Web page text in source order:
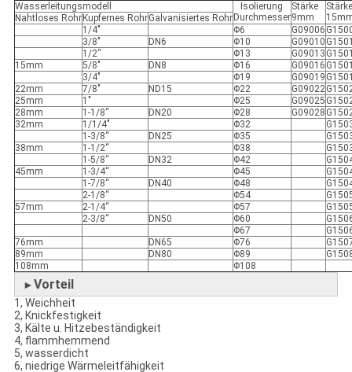
Wasserleitungsmodell
Isolierung
Durchmesser
Stärke
9mm
Stärke
Nahtloses Rohr Kupfernes RohrGalvanisiertes Rohr
1/4"
Φ6 G09006
3/8"
DN6 Φ10 G09010
1/2“
Φ13 G09013
15mm
5/8" DN8 Φ16 G09016
3/4"
Φ19 G09019
22mm
7/8" ND15 Φ22 G09022
25mm
1" Φ25 G09025
28mm
1-1/8“ DN20 Φ28 G09028
32mm
1/1/4" Φ32
1-3/8“
DN25 Φ35
38mm
1-1/2“ Φ38
1-5/8“
DN32 Φ42
45mm
1-3/4“ Φ45
1-7/8“
DN40 Φ48
2-1/8“
Φ54
57mm
2-1/4“ Φ57
2-3/8“
DN50 Φ60
Φ67
76mm
DN65 Φ76
89mm
DN80 Φ89
108mm
Φ108
►Vorteil
1, Weichheit
2, Knickfestigkeit
3, Kälte u. Hitzebeständigkeit
4, flammhemmend
5, wasserdicht
6, niedrige Wärmeleitfähigkeit